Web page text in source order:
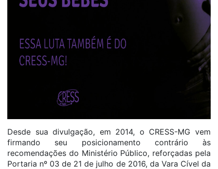
Desde sua divulgação, em 2014, o CRESS-MG vem
firmando seu posicionamento contrário às
recomendações do Ministério Público, reforçadas pela
Portaria nº 03 de 21 de julho de 2016, da Vara Cível da